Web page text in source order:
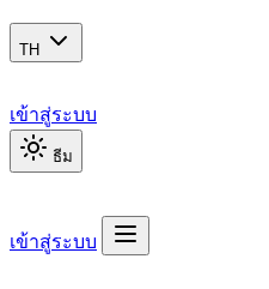
TH
เข้าสู่ระบบ
ธีม
เข้าสู่ระบบ